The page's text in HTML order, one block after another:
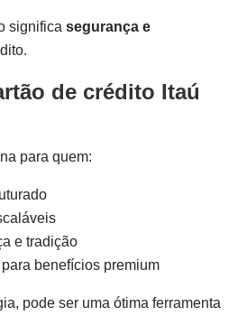
significa segurança e
de crédito Itaú
para quem:
e tradição
benefícios premium
pode ser uma ótima ferramenta